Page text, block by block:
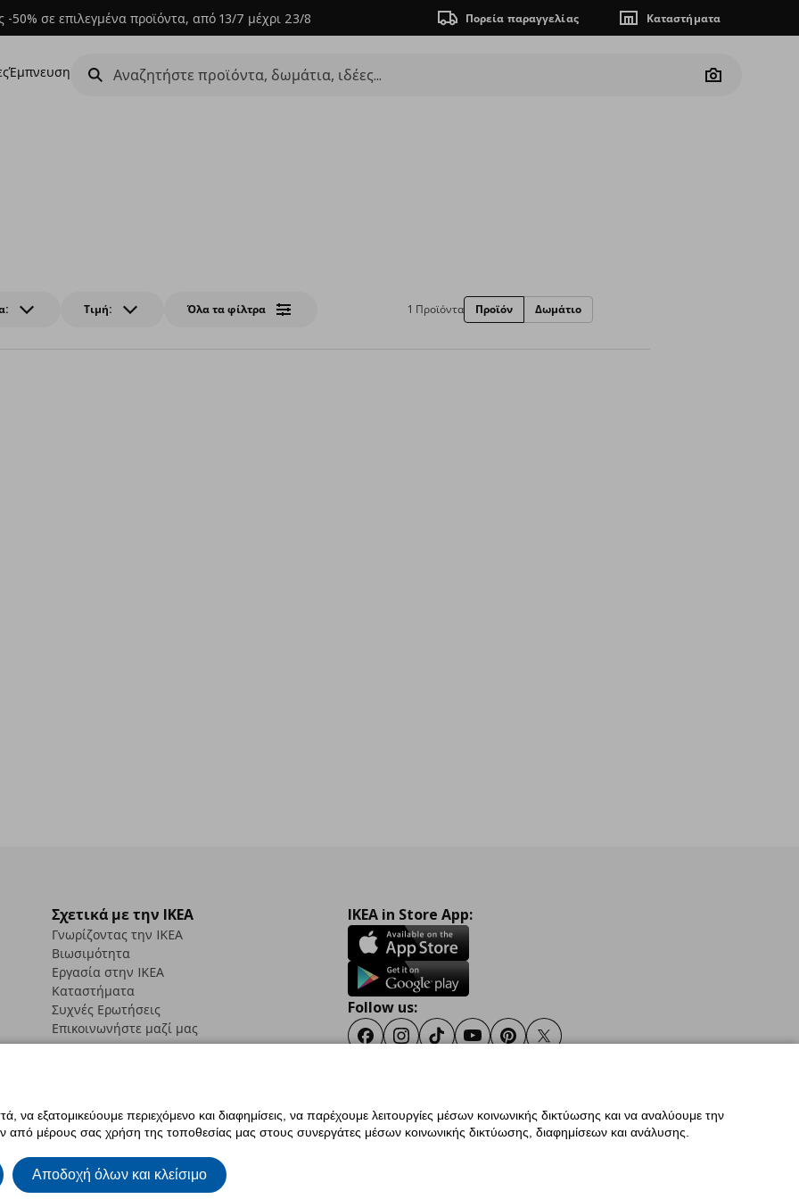
-50% σε επιλεγμένα προϊόντα, από 13/7 μέχρι 23/8 Πορεία παραγγελίας Καταστήματα
Έμπνευση
Camera
Τιμή: Όλα τα φίλτρα 1 Προϊόντα Προϊόν Δωμάτιο
Σχετικά με την IKEA
Γνωρίζοντας την IKEA
Βιωσιμότητα
Εργασία στην IKEA
Καταστήματα
Συχνές Ερωτήσεις
Επικοινωνήστε μαζί μας
IKEA in Store App:
Follow us:
FacebookInstagram
TikTokYoutubePinterestTwitter
προσβασιμότηταςΈντυπο Επιστροφής / Ακύρωσης Ρυθμίσεις cookiesΌροι ΧρήσηςΓενική Πολιτική Προσωπικών Δεδομένων
εξατομικεύουμε περιεχόμενο και διαφημίσεις, να παρέχουμε λειτουργίες μέσων κοινωνικής δικτύωσης και να αναλύουμε την
από μέρους σας χρήση της τοποθεσίας μας στους συνεργάτες μέσων κοινωνικής δικτύωσης, διαφημίσεων και ανάλυσης.
Αποδοχή όλων και κλείσιμο